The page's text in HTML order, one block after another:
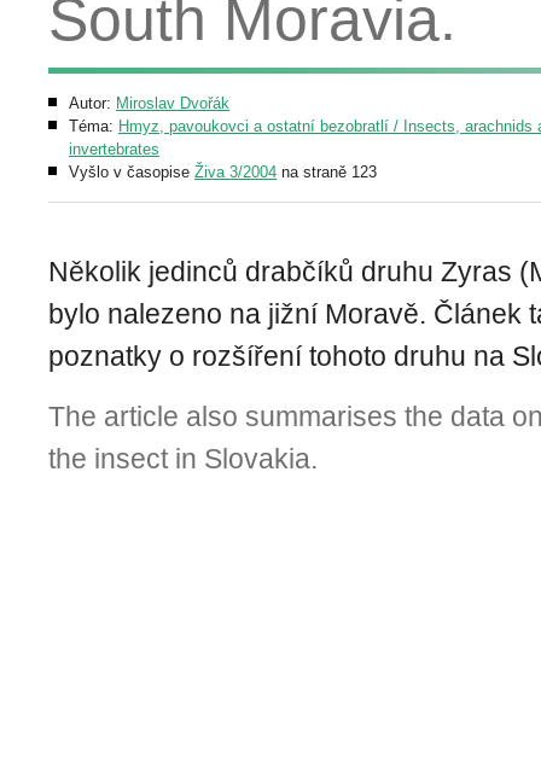
South Moravia.
Autor: Miroslav Dvořák
Téma: Hmyz, pavoukovci a ostatní bezobratlí / Insects, arachnids
invertebrates
Vyšlo v časopise Živa 3/2004 na straně 123
Několik jedinců drabčíků druhu Zyras
bylo nalezeno na jižní Moravě. Článek
poznatky o rozšíření tohoto druhu na
The article also summarises the data
the insect in Slovakia.